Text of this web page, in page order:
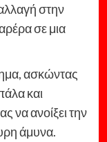
στην
σε μια
ασκώντας
και
ανοίξει την
άμυνα.